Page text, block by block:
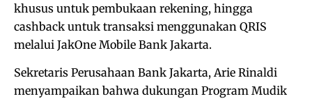
khusus untuk pembukaan rekening, hingga
cashback untuk transaksi menggunakan QRIS
melalui JakOne Mobile Bank Jakarta.
Sekretaris Perusahaan Bank Jakarta, Arie Rinaldi
menyampaikan bahwa dukungan Program Mudik